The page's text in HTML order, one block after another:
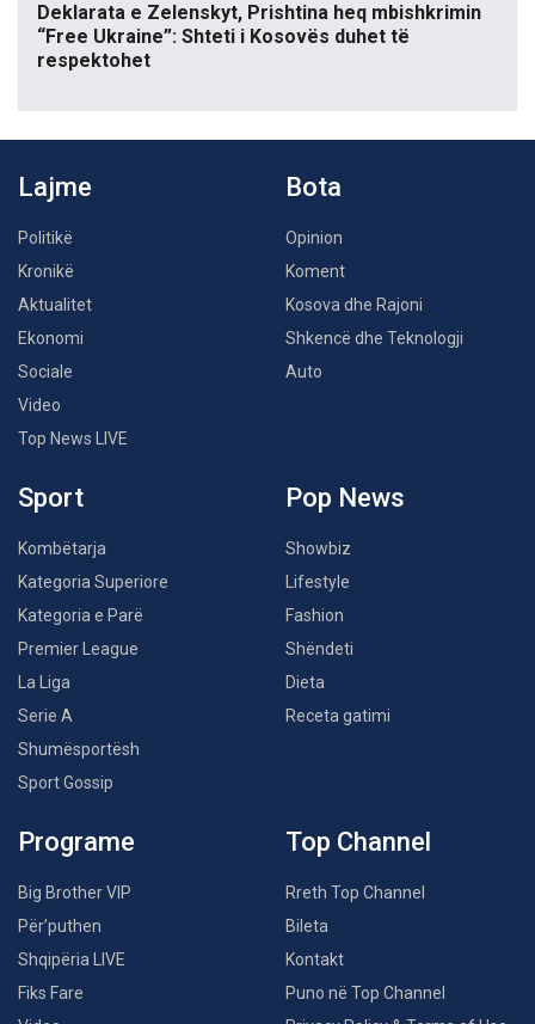
Deklarata e Zelenskyt, Prishtina heq mbishkrimin
“Free Ukraine”: Shteti i Kosovës duhet të
respektohet
Lajme
Politikë
Kronikë
Aktualitet
Ekonomi
Sociale
Video
Top News LIVE
Bota
Opinion
Koment
Kosova dhe Rajoni
Shkencë dhe Teknologji
Auto
Sport
Kombëtarja
Kategoria Superiore
Kategoria e Parë
Premier League
La Liga
Serie A
Shumësportësh
Sport Gossip
Pop News
Showbiz
Lifestyle
Fashion
Shëndeti
Dieta
Receta gatimi
Programe
Big Brother VIP
Për’puthen
Shqipëria LIVE
Fiks Fare
Top Channel
Rreth Top Channel
Bileta
Kontakt
Puno në Top Channel